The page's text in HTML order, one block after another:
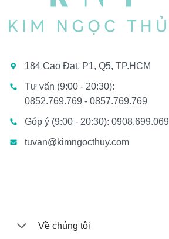
184 Cao Đạt, P1, Q5, TP.HCM
Tư vấn (9:00 - 20:30):
0852.769.769 - 0857.769.769
Góp ý (9:00 - 20:30): 0908.699.069
tuvan@kimngocthuy.com
Về chúng tôi